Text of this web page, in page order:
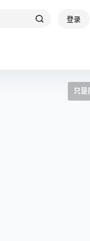
登录
只